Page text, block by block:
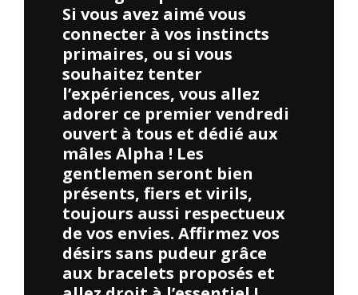
Si vous avez aimé vous
connecter à vos instincts
primaires, ou si vous
souhaitez tenter
l’expériences, vous allez
adorer ce premier vendredi
ouvert à tous et dédié aux
mâles Alpha ! Les
gentlemen seront bien
présents, fiers et virils,
toujours aussi respectueux
de vos envies. Affirmez vos
désirs sans pudeur grâce
aux bracelets proposés et